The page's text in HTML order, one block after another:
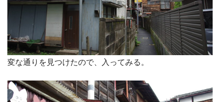
変な通りを見つけたので、入ってみる。